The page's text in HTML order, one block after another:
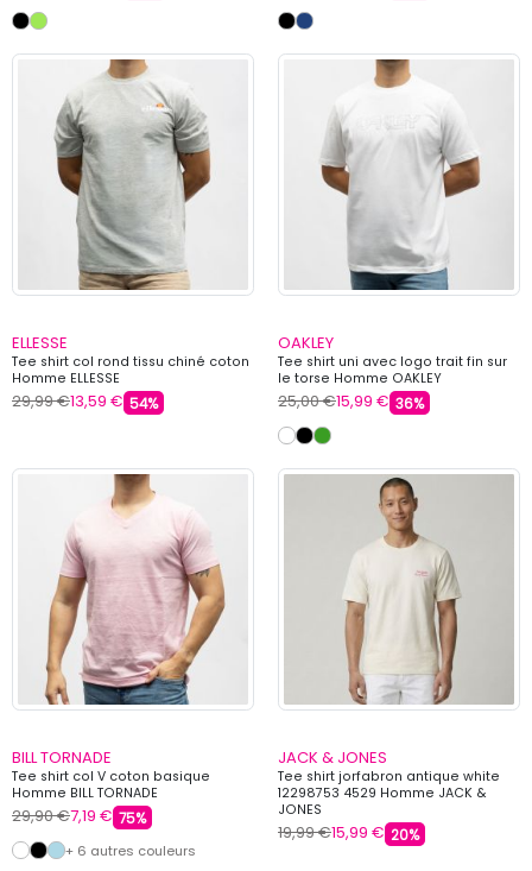
ELLESSE
Tee shirt col rond tissu chiné coton
Homme ELLESSE
29,99 €13,59 € 54%
OAKLEY
Tee shirt uni avec logo trait fin sur
le torse Homme OAKLEY
25,00 €15,99 € 36%
BILL TORNADE
Tee shirt col V coton basique
Homme BILL TORNADE
29,90 €7,19 € 75%
+ 6 autres couleurs
JACK & JONES
Tee shirt jorfabron antique white
12298753 4529 Homme JACK &
JONES
19,99 €15,99 € 20%